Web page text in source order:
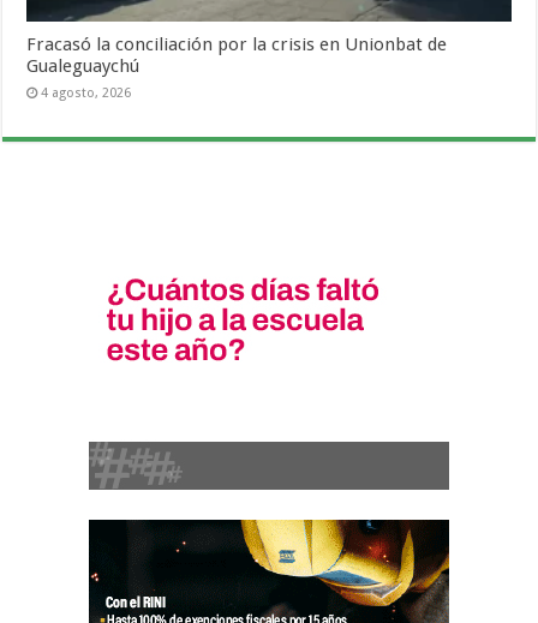
Fracasó la conciliación por la crisis en Unionbat de
Gualeguaychú
4 agosto, 2026